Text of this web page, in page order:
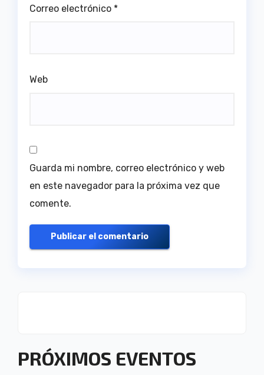
Correo electrónico *
Web
Guarda mi nombre, correo electrónico y web
en este navegador para la próxima vez que
comente.
PRÓXIMOS EVENTOS